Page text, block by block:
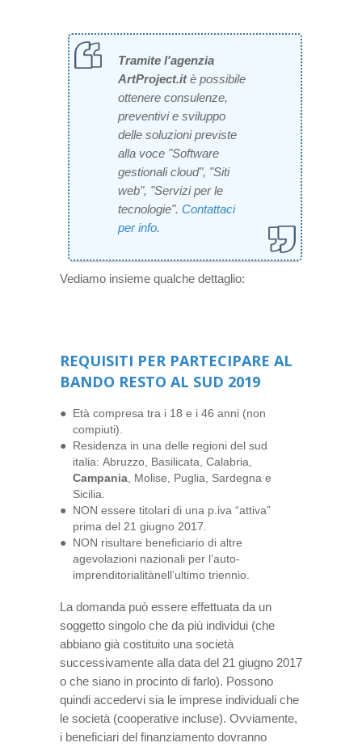
Tramite l'agenzia
ArtProject.itè possibile
ottenere consulenze,
preventivi e sviluppo
delle soluzioni previste
alla voce "Software
gestionali cloud", "Siti
web", "Servizi per le
tecnologie". Contattaci
per info.
Vediamo insieme qualche dettaglio:
REQUISITI PER PARTECIPARE AL
BANDO RESTO AL SUD 2019
Età compresa tra i 18 e i 46 anni (non
compiuti).
Residenza in una delle regioni del sud
italia: Abruzzo, Basilicata, Calabria,
Campania , Molise, Puglia, Sardegna e
Sicilia.
NON essere titolari di una p.iva “attiva”
prima del 21 giugno 2017.
NON risultare beneficiario di altre
agevolazioni nazionali per l’auto-
imprenditorialitànell’ultimo triennio.
La domanda può essere effettuata da un
soggetto singolo che da più individui (che
abbiano già costituito una società
successivamente alla data del 21 giugno 2017
o che siano in procinto di farlo). Possono
quindi accedervi sia le imprese individuali che
le società (cooperative incluse). Ovviamente,
i beneficiari del finanziamento dovranno